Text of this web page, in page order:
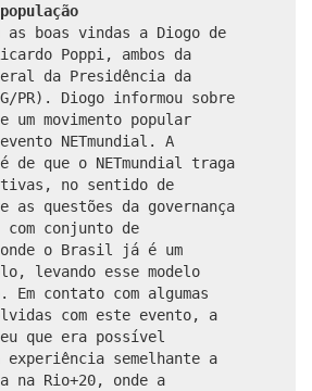
boas vindas a Diogo de
Poppi, ambos da
da Presidência da
PR). Diogo informou sobre
um movimento popular
NETmundial. A
de que o NETmundial traga
no sentido de
as questões da governança
conjunto de
o Brasil já é um
levando esse modelo
Em contato com algumas
com este evento, a
que era possível
experiência semelhante a
Rio+20, onde a